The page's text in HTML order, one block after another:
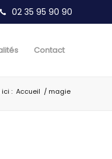
Contact
: Accueil / magie